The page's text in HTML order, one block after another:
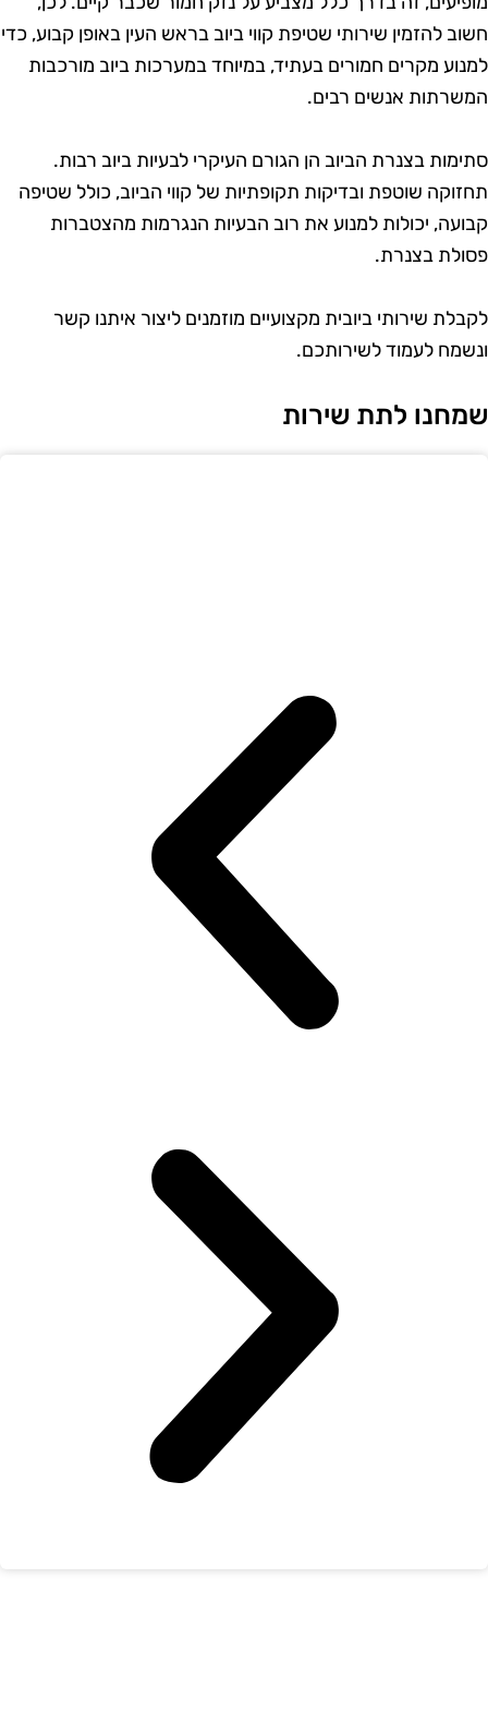
להזמין שירותי שטיפת קווי ביוב בראש העין באופן קבוע, כדי
מקרים חמורים בעתיד, במיוחד במערכות ביוב מורכבות
אנשים רבים.
בצנרת הביוב הן הגורם העיקרי לבעיות ביוב רבות.
שוטפת ובדיקות תקופתיות של קווי הביוב, כולל שטיפה
יכולות למנוע את רוב הבעיות הנגרמות מהצטברות
בצנרת.
שירותי ביובית מקצועיים מוזמנים ליצור איתנו קשר
לעמוד לשירותכם.
לתת שירות